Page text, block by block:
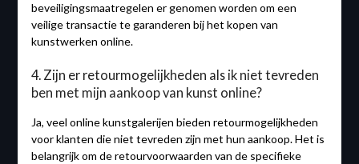
beveiligingsmaatregelen er genomen worden om een
veilige transactie te garanderen bij het kopen van
kunstwerken online.
4. Zijn er retourmogelijkheden als ik niet tevreden
ben met mijn aankoop van kunst online?
Ja, veel online kunstgalerijen bieden retourmogelijkheden
voor klanten die niet tevreden zijn met hun aankoop. Het is
belangrijk om de retourvoorwaarden van de specifieke